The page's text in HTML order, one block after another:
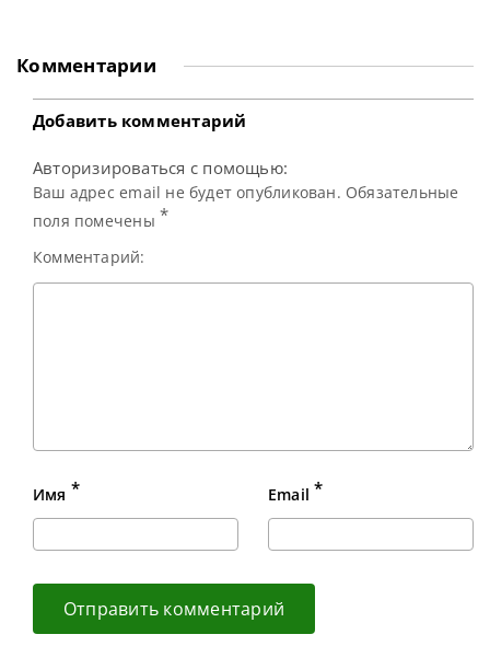
спины во время
аттракциона.
Спортсмен,
занимающий 74-е
рейтинге,
продемонстрировал
многообещающие
Комментарии
Добавить комментарий
Авторизироваться с помощью:
Ваш адрес email не будет опубликован. Обязательные
поля помечены *
Комментарий:
Имя * Email *